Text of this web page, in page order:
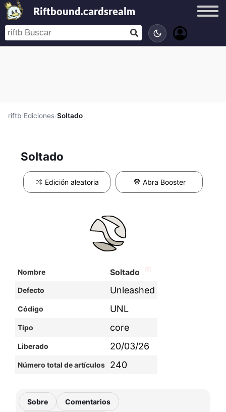
Riftbound.cardsrealm
riftb/Ediciones/Soltado
Soltado
Edición aleatoria Abra Booster
Nombre Soltado
Defecto Unleashed
Código UNL
Tipo core
Liberado 20/03/26
Número total de artículos 240
Sobre Comentarios